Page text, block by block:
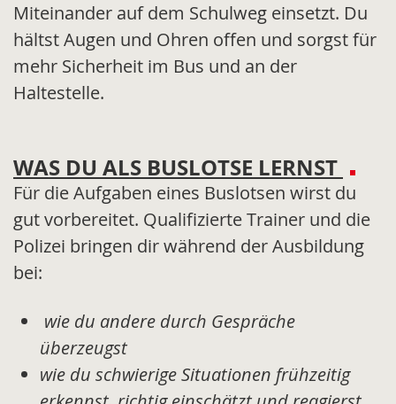
Miteinander auf dem Schulweg einsetzt. Du
hältst Augen und Ohren offen und sorgst für
mehr Sicherheit im Bus und an der
Haltestelle.
WAS DU ALS BUSLOTSE LERNST
Für die Aufgaben eines Buslotsen wirst du
gut vorbereitet. Qualifizierte Trainer und die
Polizei bringen dir während der Ausbildung
bei:
wie du andere durch Gespräche
überzeugst
wie du schwierige Situationen frühzeitig